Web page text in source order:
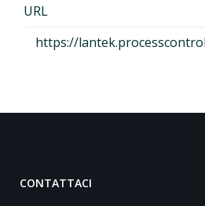
CONTATTACI